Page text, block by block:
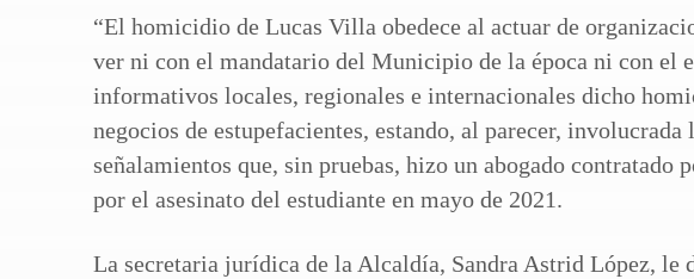
“El homicidio de Lucas Villa obedece al actuar de
ver ni con el mandatario del Municipio de la época ni con el
informativos locales, regionales e internacionales dicho
negocios de estupefacientes, estando, al parecer,
señalamientos que, sin pruebas, hizo un abogado contratado
por el asesinato del estudiante en mayo de 2021.
La secretaria jurídica de la Alcaldía, Sandra Astrid López, le